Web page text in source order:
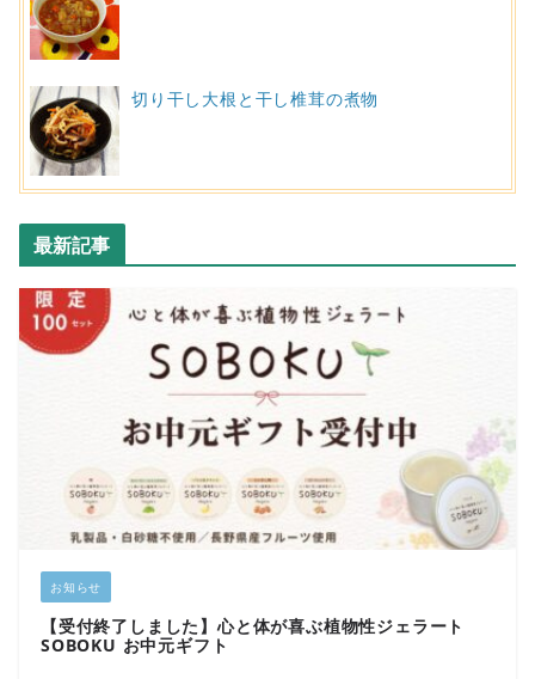
切り干し大根と干し椎茸の煮物
最新記事
お知らせ
【受付終了しました】心と体が喜ぶ植物性ジェラート
SOBOKU お中元ギフト